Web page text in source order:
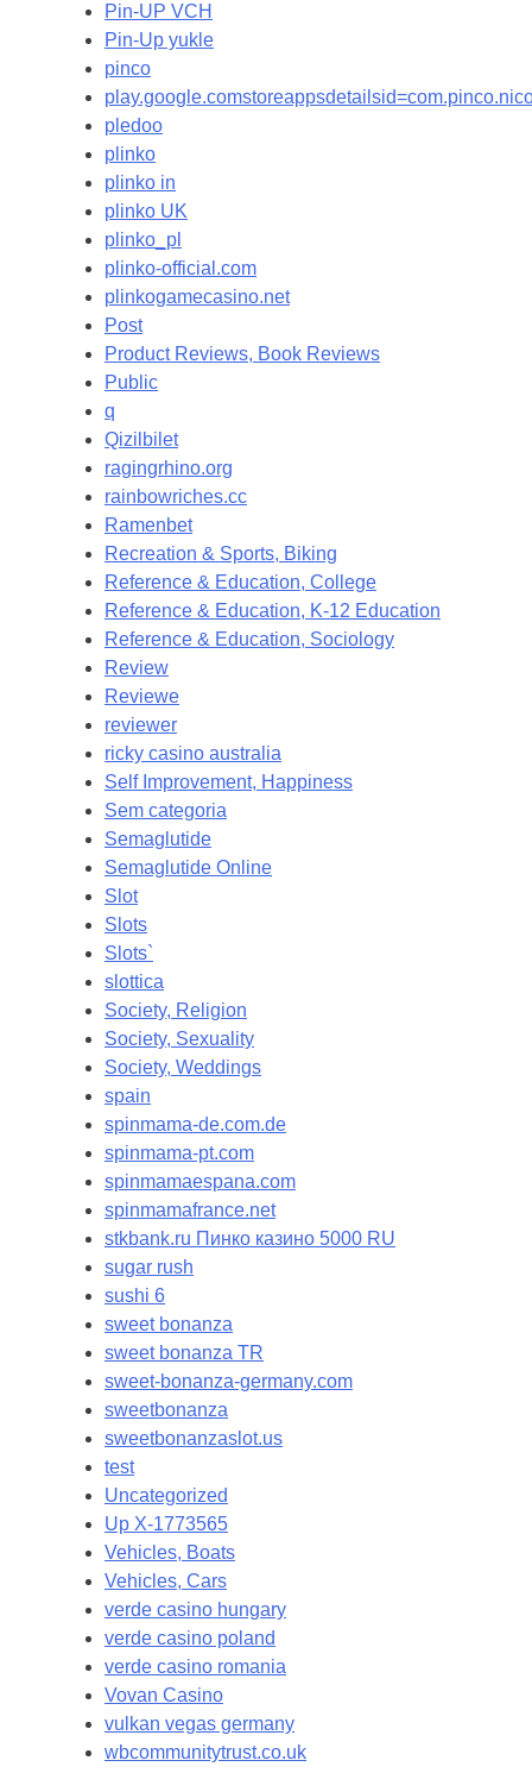
Pin-UP VCH
Pin-Up yukle
pinco
pledoo
plinko
plinko in
plinko UK
plinko_pl
plinko-official.com
plinkogamecasino.net
Post
Product Reviews, Book Reviews
Public
q
Qizilbilet
ragingrhino.org
rainbowriches.cc
Ramenbet
Recreation & Sports, Biking
Reference & Education, College
Reference & Education, K-12 Education
Reference & Education, Sociology
Review
Reviewe
reviewer
ricky casino australia
Self Improvement, Happiness
Sem categoria
Semaglutide
Semaglutide Online
Slot
Slots
Slots`
slottica
Society, Religion
Society, Sexuality
Society, Weddings
spain
spinmama-de.com.de
spinmama-pt.com
spinmamaespana.com
spinmamafrance.net
stkbank.ru Пинко казино 5000 RU
sugar rush
sushi 6
sweet bonanza
sweet bonanza TR
sweet-bonanza-germany.com
sweetbonanza
sweetbonanzaslot.us
test
Uncategorized
Up X-1773565
Vehicles, Boats
Vehicles, Cars
verde casino hungary
verde casino poland
verde casino romania
Vovan Casino
vulkan vegas germany
wbcommunitytrust.co.uk